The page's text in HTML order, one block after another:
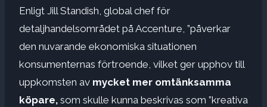
Enligt Jill Standish, global chef för
detaljhandelsområdet på Accenture, ”påverkar
den nuvarande ekonomiska situationen
konsumenternas förtroende, vilket ger upphov till
uppkomsten av mycket mer omtänksamma
köpare, som skulle kunna beskrivas som ”kreativa